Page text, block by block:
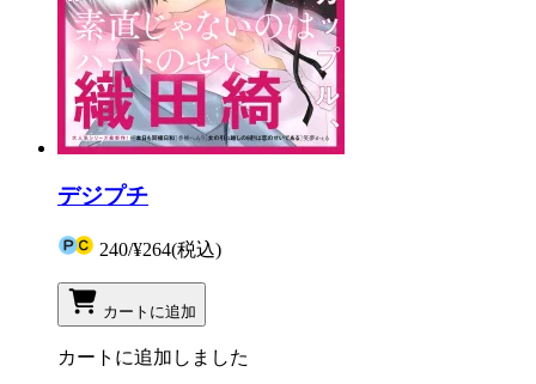
デジプチ
240/¥264(税込)
カートに追加
カートに追加しました